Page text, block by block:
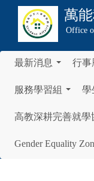
萬
Office
最新消息 行事
服務學習組 學
高教深耕完善就學
Gender Equality